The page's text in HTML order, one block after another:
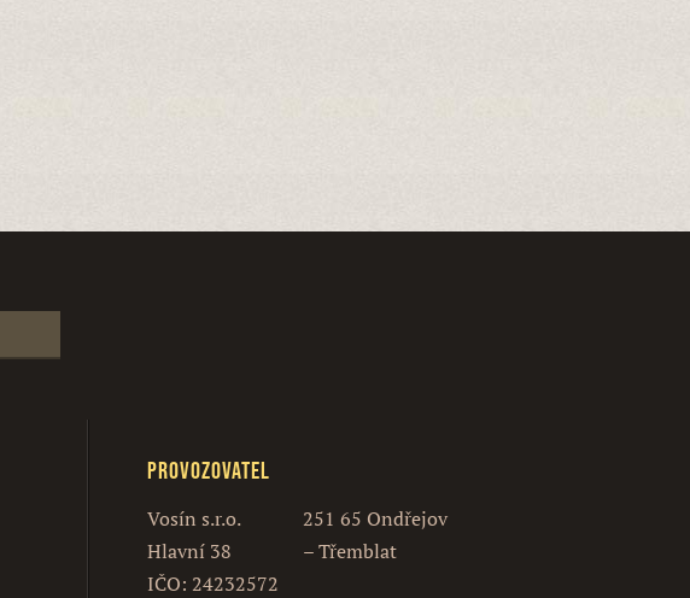
Provozovatel
Vosín s.r.o.
Hlavní 38
251 65 Ondřejov
– Třemblat
IČO: 24232572